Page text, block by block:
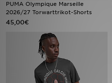
PUMA Olympique Marseille
2026/27 Torwarttrikot-Shorts
45,00€
Meine Nachrichten
Bestellverfolgung
Hilfe & Kontakt
Trending Styles